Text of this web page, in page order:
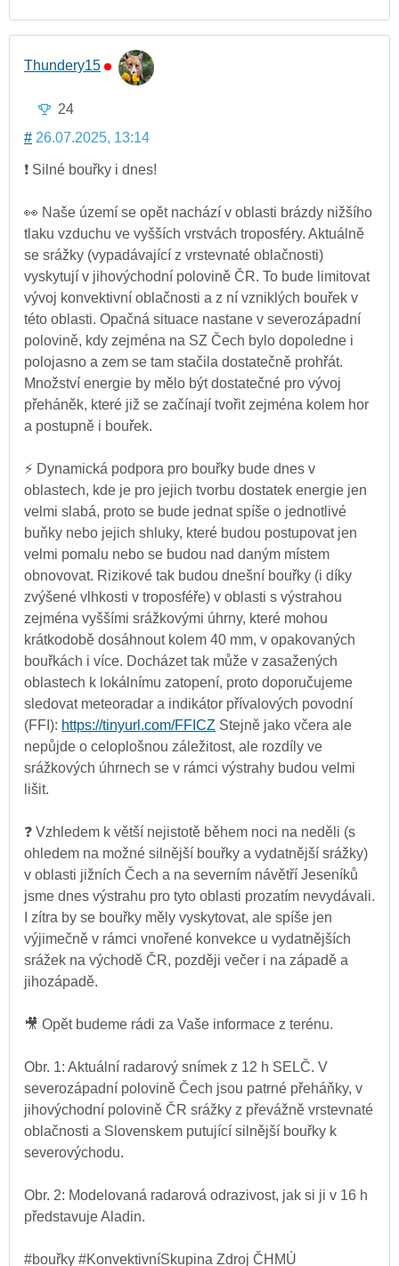
Thundery15
24
# 26.07.2025, 13:14
❗️ Silné bouřky i dnes!
👀 Naše území se opět nachází v oblasti brázdy nižšího
tlaku vzduchu ve vyšších vrstvách troposféry. Aktuálně
se srážky (vypadávající z vrstevnaté oblačnosti)
vyskytují v jihovýchodní polovině ČR. To bude limitovat
vývoj konvektivní oblačnosti a z ní vzniklých bouřek v
této oblasti. Opačná situace nastane v severozápadní
polovině, kdy zejména na SZ Čech bylo dopoledne i
polojasno a zem se tam stačila dostatečně prohřát.
Množství energie by mělo být dostatečné pro vývoj
přeháněk, které již se začínají tvořit zejména kolem hor
a postupně i bouřek.
⚡️ Dynamická podpora pro bouřky bude dnes v
oblastech, kde je pro jejich tvorbu dostatek energie jen
velmi slabá, proto se bude jednat spíše o jednotlivé
buňky nebo jejich shluky, které budou postupovat jen
velmi pomalu nebo se budou nad daným místem
obnovovat. Rizikové tak budou dnešní bouřky (i díky
zvýšené vlhkosti v troposféře) v oblasti s výstrahou
zejména vyššími srážkovými úhrny, které mohou
krátkodobě dosáhnout kolem 40 mm, v opakovaných
bouřkách i více. Docházet tak může v zasažených
oblastech k lokálnímu zatopení, proto doporučujeme
sledovat meteoradar a indikátor přívalových povodní
(FFI): https://tinyurl.com/FFICZ Stejně jako včera ale
nepůjde o celoplošnou záležitost, ale rozdíly ve
srážkových úhrnech se v rámci výstrahy budou velmi
lišit.
❓ Vzhledem k větší nejistotě během noci na neděli (s
ohledem na možné silnější bouřky a vydatnější srážky)
v oblasti jižních Čech a na severním návětří Jeseníků
jsme dnes výstrahu pro tyto oblasti prozatím nevydávali.
I zítra by se bouřky měly vyskytovat, ale spíše jen
výjimečně v rámci vnořené konvekce u vydatnějších
srážek na východě ČR, později večer i na západě a
jihozápadě.
🎥 Opět budeme rádi za Vaše informace z terénu.
Obr. 1: Aktuální radarový snímek z 12 h SELČ. V
severozápadní polovině Čech jsou patrné přeháňky, v
jihovýchodní polovině ČR srážky z převážně vrstevnaté
oblačnosti a Slovenskem putující silnější bouřky k
severovýchodu.
Obr. 2: Modelovaná radarová odrazivost, jak si ji v 16 h
představuje Aladin.
#bouřky #KonvektivníSkupina Zdroj ČHMÚ